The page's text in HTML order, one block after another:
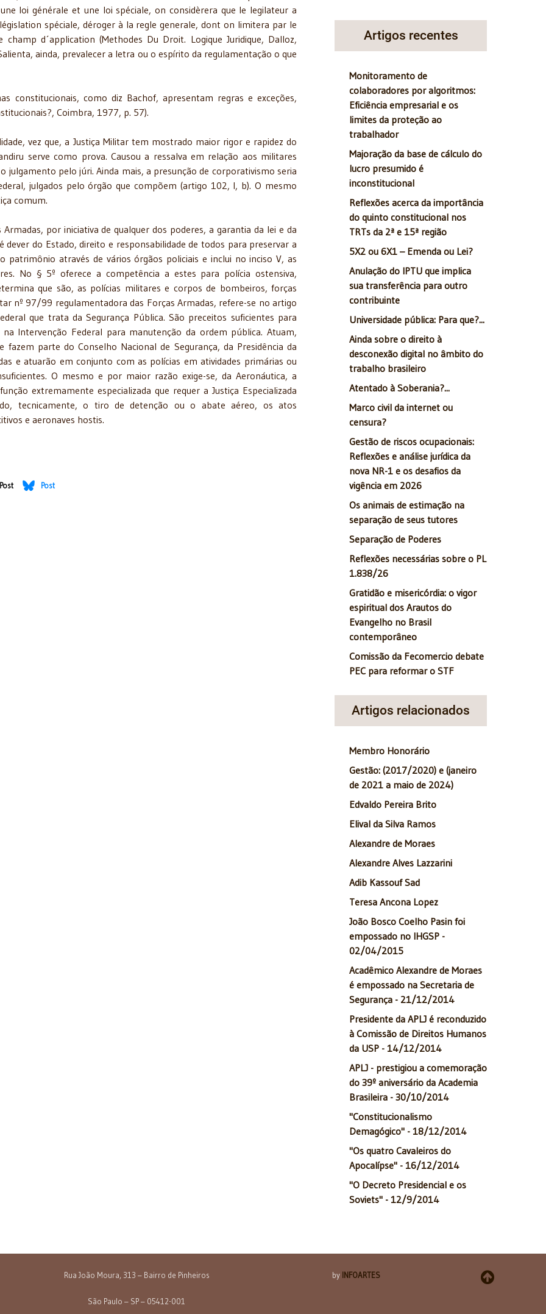
loi générale et une loi spéciale, on considèrera que le legilateur a
spéciale, déroger à la regle generale, dont on limitera par le
d´application (Methodes Du Droit. Logique Juridique, Dalloz,
ainda, prevalecer a letra ou o espírito da regulamentação o que
constitucionais, como diz Bachof, apresentam regras e exceções,
Coimbra, 1977, p. 57).
vez que, a Justiça Militar tem mostrado maior rigor e rapidez do
serve como prova. Causou a ressalva em relação aos militares
julgamento pelo júri. Ainda mais, a presunção de corporativismo seria
julgados pelo órgão que compõem (artigo 102, I, b). O mesmo
comum.
por iniciativa de qualquer dos poderes, a garantia da lei e da
do Estado, direito e responsabilidade de todos para preservar a
patrimônio através de vários órgãos policiais e inclui no inciso V, as
No § 5º oferece a competência a estes para polícia ostensiva,
que são, as polícias militares e corpos de bombeiros, forças
nº 97/99 regulamentadora das Forças Armadas, refere-se no artigo
que trata da Segurança Pública. São preceitos suficientes para
Intervenção Federal para manutenção da ordem pública. Atuam,
parte do Conselho Nacional de Segurança, da Presidência da
e atuarão em conjunto com as polícias em atividades primárias ou
O mesmo e por maior razão exige-se, da Aeronáutica, a
extremamente especializada que requer a Justiça Especializada
tecnicamente, o tiro de detenção ou o abate aéreo, os atos
e aeronaves hostis.
Post Post
no Brasil
pensões iguais ou diferentes?
Artigos recentes
Monitoramento de
colaboradores por algoritmos:
Eficiência empresarial e os
limites da proteção ao
trabalhador
Majoração da base de cálculo do
lucro presumido é
inconstitucional
Reflexões acerca da importância
do quinto constitucional nos
TRTs da 2ª e 15ª região
5X2 ou 6X1 – Emenda ou Lei?
Anulação do IPTU que implica
sua transferência para outro
contribuinte
Universidade pública: Para que?...
Ainda sobre o direito à
desconexão digital no âmbito do
trabalho brasileiro
Atentado à Soberania?...
Marco civil da internet ou
censura?
Gestão de riscos ocupacionais:
Reflexões e análise jurídica da
nova NR-1 e os desafios da
vigência em 2026
Os animais de estimação na
separação de seus tutores
Separação de Poderes
Reflexões necessárias sobre o PL
1.838/26
Gratidão e misericórdia: o vigor
espiritual dos Arautos do
Evangelho no Brasil
contemporâneo
Comissão da Fecomercio debate
PEC para reformar o STF
Artigos relacionados
Membro Honorário
Gestão: (2017/2020) e (janeiro
de 2021 a maio de 2024)
Edvaldo Pereira Brito
Elival da Silva Ramos
Alexandre de Moraes
Alexandre Alves Lazzarini
Adib Kassouf Sad
Teresa Ancona Lopez
João Bosco Coelho Pasin foi
empossado no IHGSP -
02/04/2015
Acadêmico Alexandre de Moraes
é empossado na Secretaria de
Segurança - 21/12/2014
Presidente da APLJ é reconduzido
à Comissão de Direitos Humanos
da USP - 14/12/2014
APLJ - prestigiou a comemoração
do 39º aniversário da Academia
Brasileira - 30/10/2014
"Constitucionalismo
Demagógico" - 18/12/2014
"Os quatro Cavaleiros do
Apocalípse" - 16/12/2014
"O Decreto Presidencial e os
Soviets" - 12/9/2014
Rua João Moura, 313 – Bairro de Pinheiros
São Paulo – SP – 05412-001
by INFOARTES